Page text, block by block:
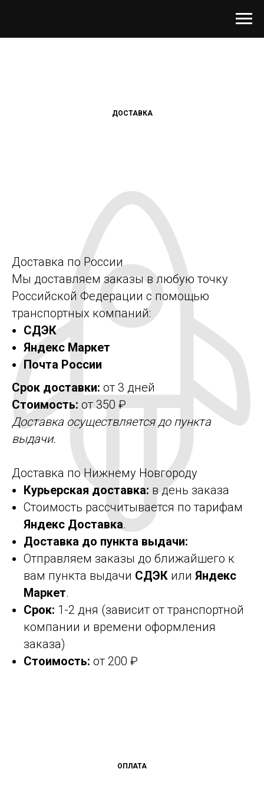
ДОСТАВКА
Доставка по России
Мы доставляем заказы в любую точку
Российской Федерации с помощью
транспортных компаний:
СДЭК
Яндекс Маркет
Почта России
Срок доставки: от 3 дней
Стоимость: от 350 ₽
Доставка осуществляется до пункта
выдачи.
Доставка по Нижнему Новгороду
Курьерская доставка: в день заказа
Стоимость рассчитывается по тарифам
Яндекс Доставка.
Доставка до пункта выдачи:
Отправляем заказы до ближайшего к
вам пункта выдачи СДЭК или Яндекс
Маркет.
Срок: 1-2 дня (зависит от транспортной
компании и времени оформления
заказа)
Стоимость: от 200 ₽
ОПЛАТА